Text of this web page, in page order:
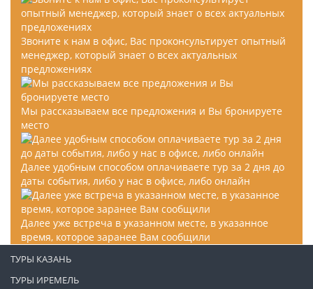
Звоните к нам в офис, Вас проконсультирует опытный
менеджер, который знает о всех актуальных
предложениях
Мы рассказываем все предложения и Вы бронируете
место
Далее удобным способом оплачиваете тур за 2 дня до
даты события, либо у нас в офисе, либо онлайн
Далее уже встреча в указанном месте, в указанное
время, которое заранее Вам сообщили
ТУРЫ КАЗАНЬ
ТУРЫ ИРЕМЕЛЬ